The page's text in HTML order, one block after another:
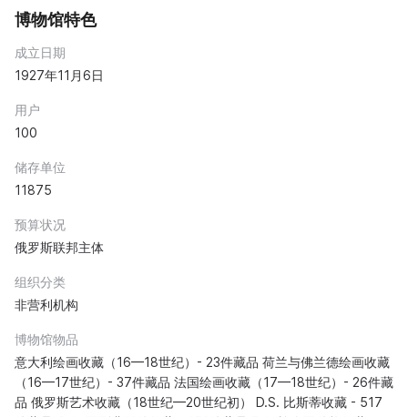
博物馆特色
成立日期
1927年11月6日
用户
100
储存单位
11875
预算状况
俄罗斯联邦主体
组织分类
非营利机构
博物馆物品
意大利绘画收藏（16—18世纪）- 23件藏品 荷兰与佛兰德绘画收藏
（16—17世纪）- 37件藏品 法国绘画收藏（17—18世纪）- 26件藏
品 俄罗斯艺术收藏（18世纪—20世纪初） D.S. 比斯蒂收藏 - 517